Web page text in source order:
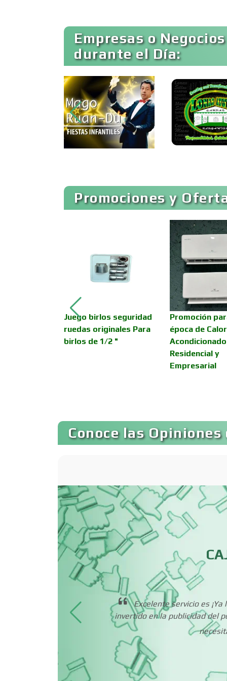
Animadores de Eventos
Artes Gráficas
Artículos de Piel
Artículos Publicitarios
Asociaciones
Autobuses
Autopartes Eléctricas
Basculas
Cafeterías
Camiones para Fletes
Carnicerías
Centros de
Espectáculos
Cerrajerías
Empresas o
durante el Día:
Promociones y
Juego birlos seguridad
ruedas originales Para
birlos de 1/2 "
Promoción
época de
Acondicionado
Residencial y
Empresarial
Conoce las
Excelente servicio es
invertido en la publicidad del